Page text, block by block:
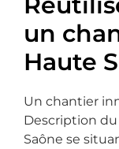
un
Haute
Un chantier
Description
Saône se